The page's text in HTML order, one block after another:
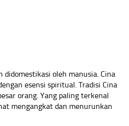
oleh manusia. Cina
esensi spiritual. Tradisi Cina
orang. Yang paling terkenal
mengangkat dan menurunkan